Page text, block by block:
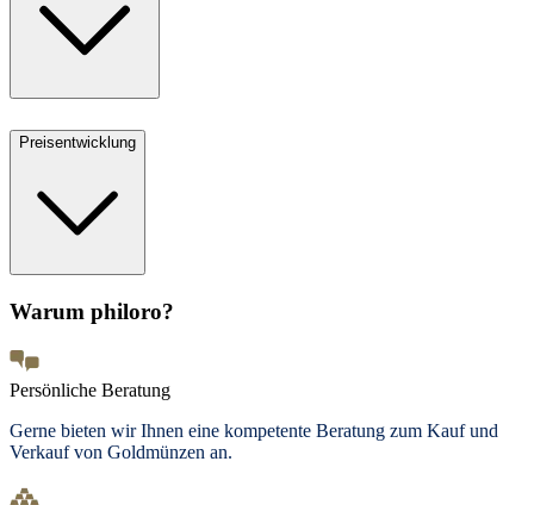
Preisentwicklung
Warum philoro?
Persönliche Beratung
Gerne bieten wir Ihnen eine kompetente Beratung zum Kauf und
Verkauf von Goldmünzen an.